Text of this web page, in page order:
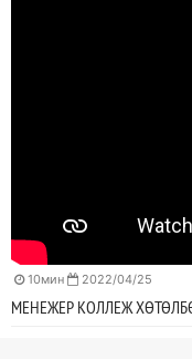
10мин 2022/04/25
МЕНЕЖЕР КОЛЛЕЖ